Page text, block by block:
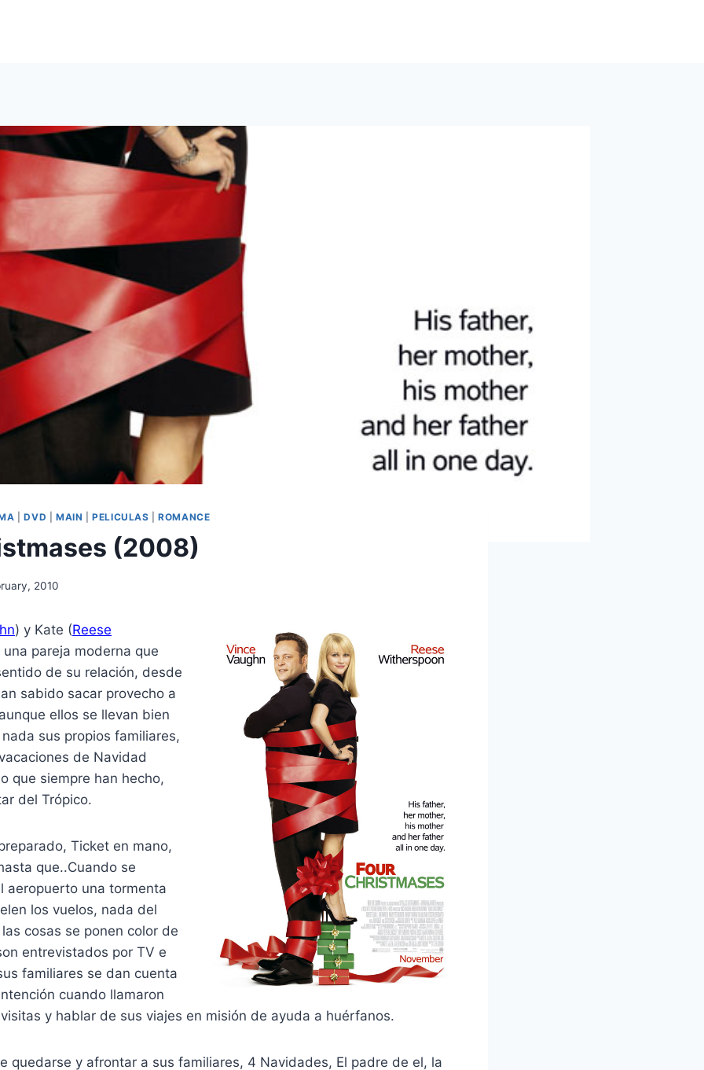
|DVD MAIN |PELICULAS |ROMANCE
(2008)
2010
) y Kate (Reese
una pareja moderna que
de su relación, desde
sabido sacar provecho a
ellos se llevan bien
sus propios familiares,
de Navidad
que siempre han hecho,
del Trópico.
Ticket en mano,
que..Cuando se
aeropuerto una tormenta
los vuelos, nada del
cosas se ponen color de
entrevistados por TV e
familiares se dan cuenta
cuando llamaron
y hablar de sus viajes en misión de ayuda a huérfanos.
quedarse y afrontar a sus familiares, 4 Navidades, El padre de el, la